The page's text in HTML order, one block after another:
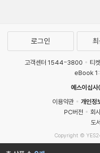
로그인
고객센터 1544-3800 티
eBook
예스이십
이용약관
개인정
PC버전
회
도
Copyright ©
MATOM16